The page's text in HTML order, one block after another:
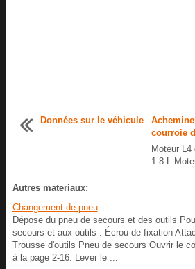
Données sur le véhicule
courroie
Moteur
1.8 L
Autres materiaux:
Changement de pneu
Dépose du pneu de secours et des outils
secours et aux outils : Écrou de fixation
Trousse d'outils Pneu de secours Ouvrir le
à la page 2-16. Lever le ...